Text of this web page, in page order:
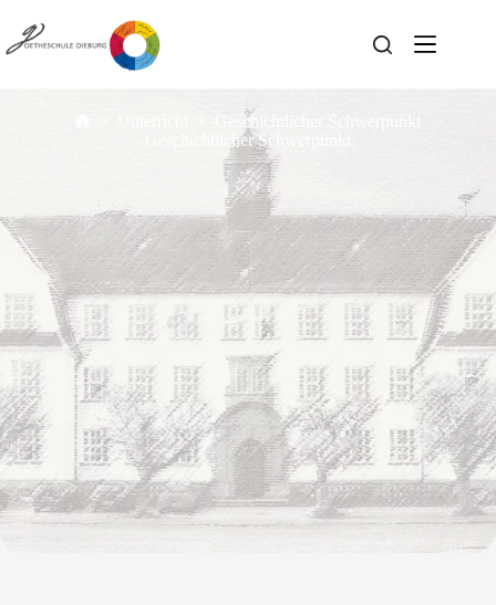
Geschichtlicher Schwerpunkt
Geschichtlicher Schwerpunkt